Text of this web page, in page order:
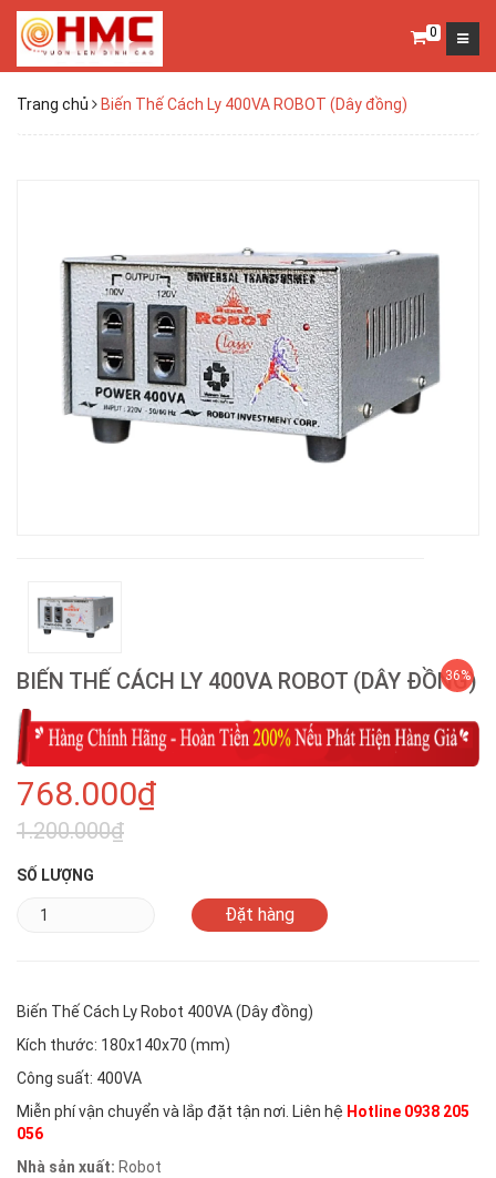
0
Trang chủ Biến Thế Cách Ly 400VA ROBOT (Dây đồng)
BIẾN THẾ CÁCH LY 400VA ROBOT (DÂY ĐỒNG)
768.000₫
1.200.000₫
36%
SỐ LƯỢNG
Biến Thế Cách Ly Robot 400VA (Dây đồng)
Kích thước: 180x140x70 (mm)
Công suất: 400VA
Miễn phí vận chuyển và lắp đặt tận nơi. Liên hệ Hotline 0938 205
056
Nhà sản xuất: Robot